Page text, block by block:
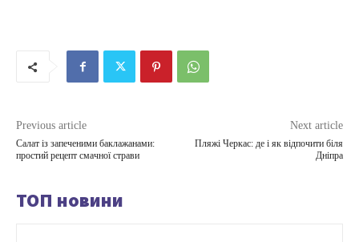
Previous article
Салат із запеченими баклажанами:
простий рецепт смачної страви
Next article
Пляжі Черкас: де і як відпочити біля
Дніпра
ТОП новини